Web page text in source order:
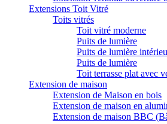
Extensions Toit Vitré
Toits vitrés
Toit vitré moderne
Puits de lumière
Puits de lumière
Puits de lumière
Toit terrasse plat avec
Extension de maison
Extension de Maison en bois
Extension de maison en
Extension de maison BBC